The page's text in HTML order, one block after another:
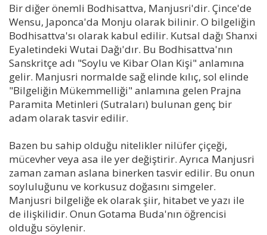
Bir diğer önemli Bodhisattva, Manjusri'dir. Çince'de
Wensu, Japonca'da Monju olarak bilinir. O bilgeliğin
Bodhisattva'sı olarak kabul edilir. Kutsal dağı Shanxi
Eyaletindeki Wutai Dağı'dır. Bu Bodhisattva'nın
Sanskritçe adı "Soylu ve Kibar Olan Kişi" anlamına
gelir. Manjusri normalde sağ elinde kılıç, sol elinde
"Bilgeliğin Mükemmelliği" anlamına gelen Prajna
Paramita Metinleri (Sutraları) bulunan genç bir
adam olarak tasvir edilir.
Bazen bu sahip olduğu nitelikler nilüfer çiçeği,
mücevher veya asa ile yer değiştirir. Ayrıca Manjusri
zaman zaman aslana binerken tasvir edilir. Bu onun
soyluluğunu ve korkusuz doğasını simgeler.
Manjusri bilgeliğe ek olarak şiir, hitabet ve yazı ile
de ilişkilidir. Onun Gotama Buda'nın öğrencisi
olduğu söylenir.